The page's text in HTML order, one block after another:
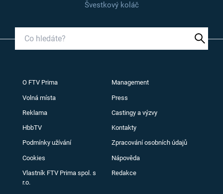
Švestkový koláč
O FTV Prima Management
Volná místa Press
Reklama Castingy a výzvy
HbbTV Kontakty
Podmínky užívání Zpracování osobních údajů
Cookies Nápověda
Vlastník FTV Prima spol. s
r.o.
Redakce